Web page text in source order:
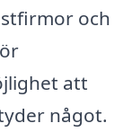
och
att
något.